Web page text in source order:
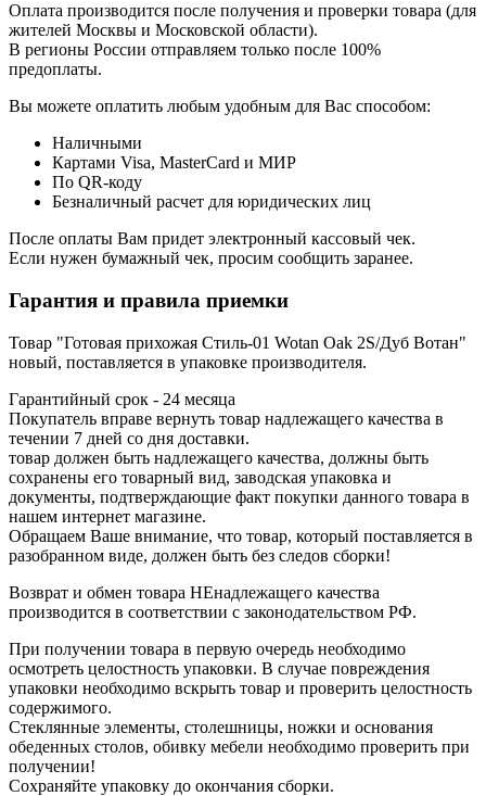
Оплата производится после получения и проверки товара (для
жителей Москвы и Московской области).
В регионы России отправляем только после 100%
предоплаты.
Вы можете оплатить любым удобным для Вас способом:
Наличными
Картами Visa, MasterCard и МИР
По QR-коду
Безналичный расчет для юридических лиц
После оплаты Вам придет электронный кассовый чек.
Если нужен бумажный чек, просим сообщить заранее.
Гарантия и правила приемки
Товар "Готовая прихожая Стиль-01 Wotan Oak 2S/Дуб Вотан"
новый, поставляется в упаковке производителя.
Гарантийный срок - 24 месяца
Покупатель вправе вернуть товар надлежащего качества в
течении 7 дней со дня доставки.
товар должен быть надлежащего качества, должны быть
сохранены его товарный вид, заводская упаковка и
документы, подтверждающие факт покупки данного товара в
нашем интернет магазине.
Обращаем Ваше внимание, что товар, который поставляется в
разобранном виде, должен быть без следов сборки!
Возврат и обмен товара НЕнадлежащего качества
производится в соответствии с законодательством РФ.
При получении товара в первую очередь необходимо
осмотреть целостность упаковки. В случае повреждения
упаковки необходимо вскрыть товар и проверить целостность
содержимого.
Стеклянные элементы, столешницы, ножки и основания
обеденных столов, обивку мебели необходимо проверить при
получении!
Сохраняйте упаковку до окончания сборки.